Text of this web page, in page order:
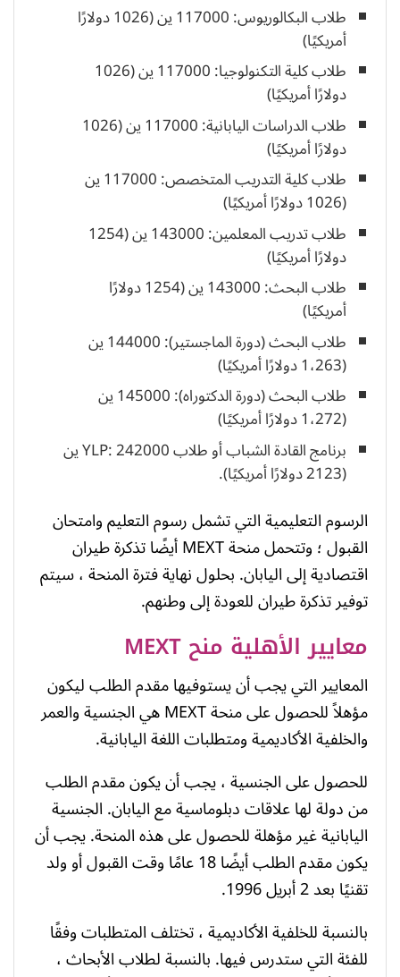
طلاب البكالوريوس: 117000 ين (1026 دولارًا
أمريكيًا)
طلاب كلية التكنولوجيا: 117000 ين (1026
دولارًا أمريكيًا)
طلاب الدراسات اليابانية: 117000 ين (1026
دولارًا أمريكيًا)
طلاب كلية التدريب المتخصص: 117000 ين
(1026 دولارًا أمريكيًا)
طلاب تدريب المعلمين: 143000 ين (1254
دولارًا أمريكيًا)
طلاب البحث: 143000 ين (1254 دولارًا
أمريكيًا)
طلاب البحث (دورة الماجستير): 144000 ين
(1،263 دولارًا أمريكيًا)
طلاب البحث (دورة الدكتوراه): 145000 ين
(1،272 دولارًا أمريكيًا)
برنامج القادة الشباب أو طلاب YLP: 242000 ين
(2123 دولارًا أمريكيًا).
الرسوم التعليمية التي تشمل رسوم التعليم وامتحان
القبول ؛ وتتحمل منحة MEXT أيضًا تذكرة طيران
اقتصادية إلى اليابان. بحلول نهاية فترة المنحة ، سيتم
توفير تذكرة طيران للعودة إلى وطنهم.
معايير الأهلية منح MEXT
المعايير التي يجب أن يستوفيها مقدم الطلب ليكون
مؤهلاً للحصول على منحة MEXT هي الجنسية والعمر
والخلفية الأكاديمية ومتطلبات اللغة اليابانية.
للحصول على الجنسية ، يجب أن يكون مقدم الطلب
من دولة لها علاقات دبلوماسية مع اليابان. الجنسية
اليابانية غير مؤهلة للحصول على هذه المنحة. يجب أن
يكون مقدم الطلب أيضًا 18 عامًا وقت القبول أو ولد
تقنيًا بعد 2 أبريل 1996.
بالنسبة للخلفية الأكاديمية ، تختلف المتطلبات وفقًا
للفئة التي ستدرس فيها. بالنسبة لطلاب الأبحاث ،